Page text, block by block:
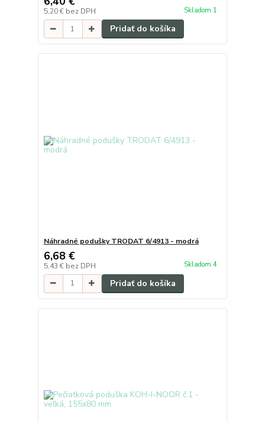
5,20 € bez DPH Skladom 1
Pridať do košíka
Náhradné podušky TRODAT 6/4913 - modrá
6,68 €
5,43 € bez DPH Skladom 4
Pridať do košíka